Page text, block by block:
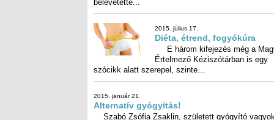
Kéziszótárban is egy szócikk alatt szerepel,
2015. január 21.
Alternatív gyógyítás!
Szabó Zsófia Zsaklin, született gyógyító
2014. május 6.
Ingyenes FLABéLOS